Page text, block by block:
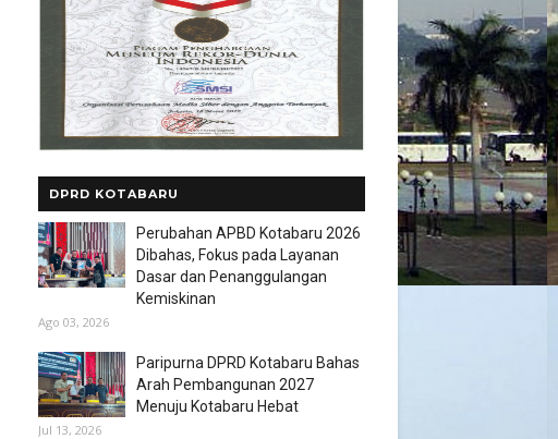
DPRD KOTABARU
Perubahan APBD Kotabaru 2026
Dibahas, Fokus pada Layanan
Dasar dan Penanggulangan
Kemiskinan
Ago 03, 2026
Paripurna DPRD Kotabaru Bahas
Arah Pembangunan 2027
Menuju Kotabaru Hebat
Jul 13, 2026